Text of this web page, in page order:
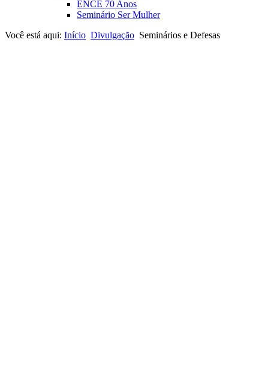
ENCE 70 Anos
Seminário Ser Mulher
Você está aqui: Início Divulgação Seminários e Defesas